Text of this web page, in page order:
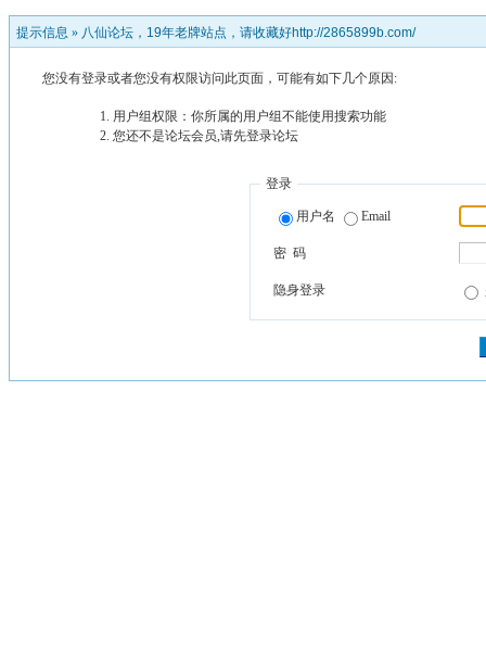
提示信息 » 八仙论坛，19年老牌站点，请收藏好http://2865899b.com/
您没有登录或者您没有权限访问此页面，可能有如下几个原因:
用户组权限：你所属的用户组不能使用搜索功能
您还不是论坛会员,请先登录论坛
登录
用户名 Email
密 码
隐身登录